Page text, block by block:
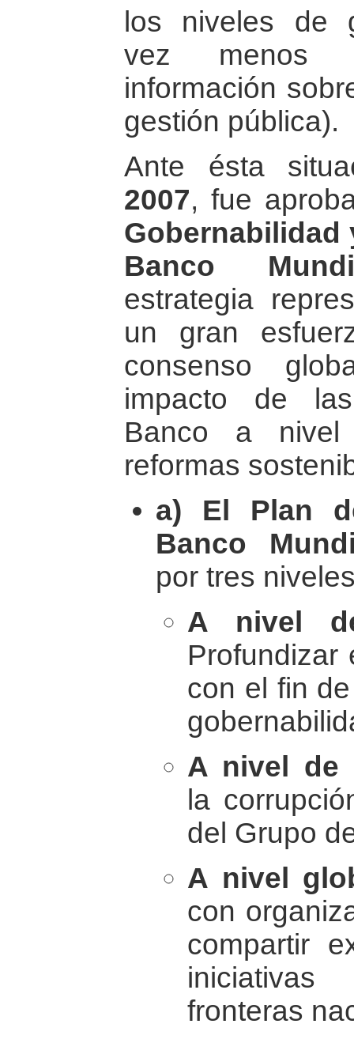
los niveles de
vez menos
información
gestión pública).
Ante ésta
2007, fue
Banco
estrategia
un gran
consenso
impacto de
Banco a
reformas
a) El Plan
Banco
por tres
A nivel
con el fin
A nivel de
la
del Grupo
A nivel
con
compartir
fronteras